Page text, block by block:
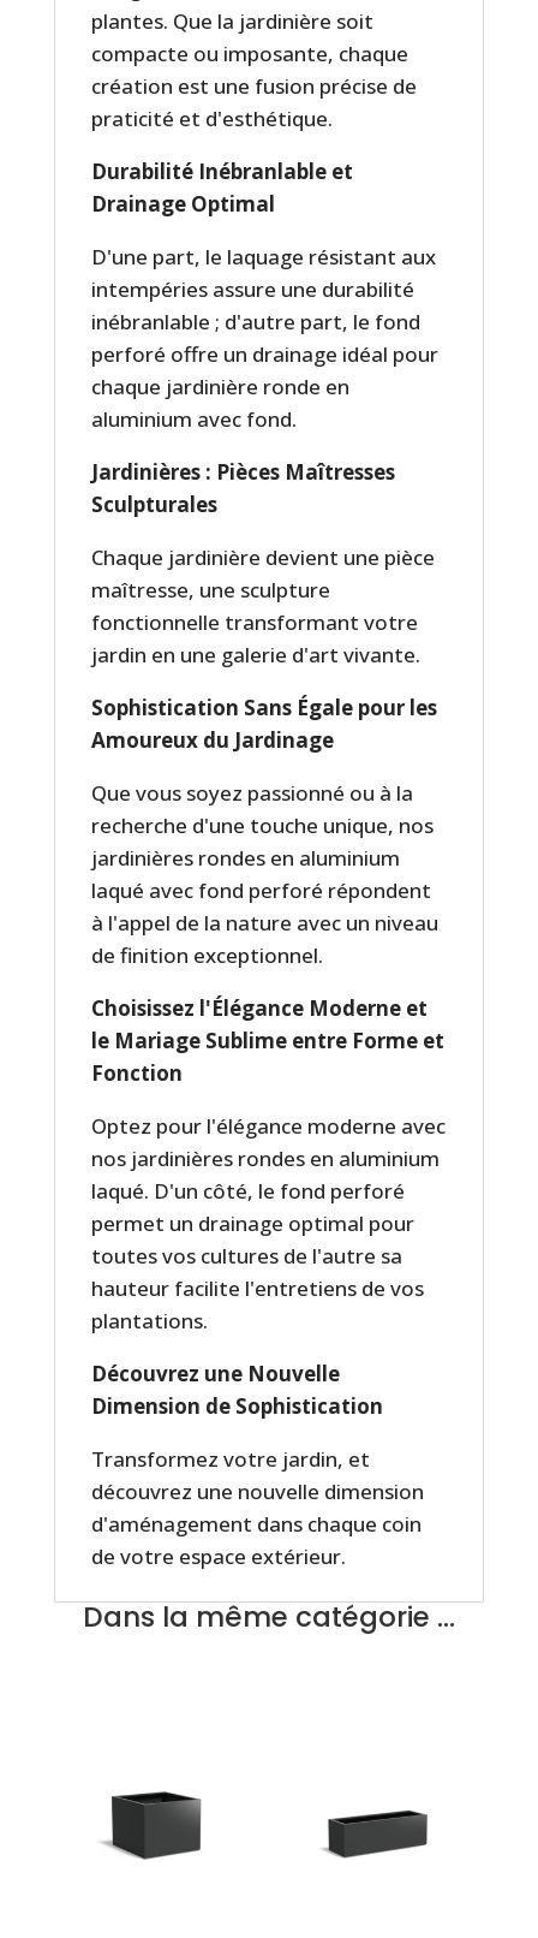
plantes. Que la jardinière soit
compacte ou imposante, chaque
création est une fusion précise de
praticité et d'esthétique.
Durabilité Inébranlable et
Drainage Optimal
D'une part, le laquage résistant aux
intempéries assure une durabilité
inébranlable ; d'autre part, le fond
perforé offre un drainage idéal pour
chaque jardinière ronde en
aluminium avec fond.
Jardinières : Pièces Maîtresses
Sculpturales
Chaque jardinière devient une pièce
maîtresse, une sculpture
fonctionnelle transformant votre
jardin en une galerie d'art vivante.
Sophistication Sans Égale pour les
Amoureux du Jardinage
Que vous soyez passionné ou à la
recherche d'une touche unique, nos
jardinières rondes en aluminium
laqué avec fond perforé répondent
à l'appel de la nature avec un niveau
de finition exceptionnel.
Choisissez l'Élégance Moderne et
le Mariage Sublime entre Forme et
Fonction
Optez pour l'élégance moderne avec
nos jardinières rondes en aluminium
laqué. D'un côté, le fond perforé
permet un drainage optimal pour
toutes vos cultures de l'autre sa
hauteur facilite l'entretiens de vos
plantations.
Découvrez une Nouvelle
Dimension de Sophistication
Transformez votre jardin, et
découvrez une nouvelle dimension
d'aménagement dans chaque coin
de votre espace extérieur.
Dans la même catégorie …